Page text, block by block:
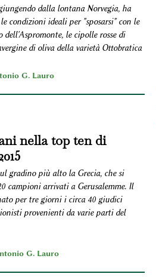
dalla lontana Norvegia, ha
condizioni ideali per "sposarsi" con le
le cipolle rosse di
di oliva della varietà Ottobratica
G. Lauro
nella top ten di
gradino più alto la Grecia, che si
campioni arrivati a Gerusalemme. Il
per tre giorni i circa 40 giudici
provenienti da varie parti del
G. Lauro